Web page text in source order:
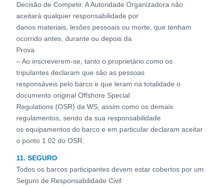
Decisão de Competir. A Autoridade Organizadora não
aceitará qualquer responsabilidade por
danos materiais, lesões pessoais ou morte, que tenham
ocorrido antes, durante ou depois da
Prova.
– Ao inscreverem-se, tanto o proprietário como os
tripulantes declaram que são as pessoas
responsáveis pelo barco e que leram na totalidade o
documento original Offshore Special
Regulations (OSR) da WS, assim como os demais
regulamentos, sendo da sua responsabilidade
os equipamentos do barco e em particular declaram aceitar
o ponto 1.02 do OSR.
11. SEGURO
Todos os barcos participantes devem estar cobertos por um
Seguro de Responsabilidade Civil